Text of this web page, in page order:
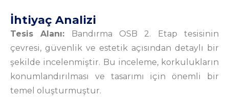
İhtiyaç Analizi
Tesis Alanı: Bandırma OSB 2. Etap tesisinin
çevresi, güvenlik ve estetik açısından detaylı bir
şekilde incelenmiştir. Bu inceleme, korkulukların
konumlandırılması ve tasarımı için önemli bir
temel oluşturmuştur.